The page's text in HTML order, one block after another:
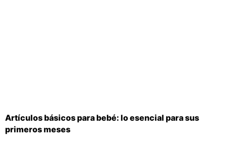
Artículos básicos para bebé: lo esencial para sus
primeros meses